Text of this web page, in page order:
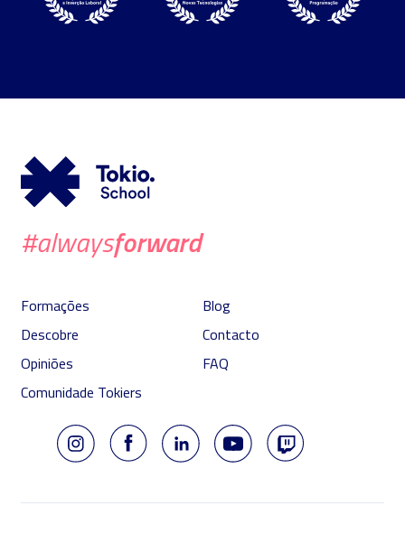
#alwaysforward
Formações
Descobre
Opiniões
Comunidade Tokiers
Blog
Contacto
FAQ